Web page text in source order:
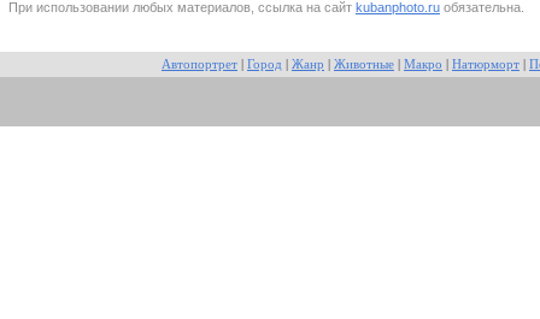
При использовании любых материалов, ссылка на сайт kubanphoto.ru обязательна.
Автопортрет Город Жанр Животные Макро Натюрморт